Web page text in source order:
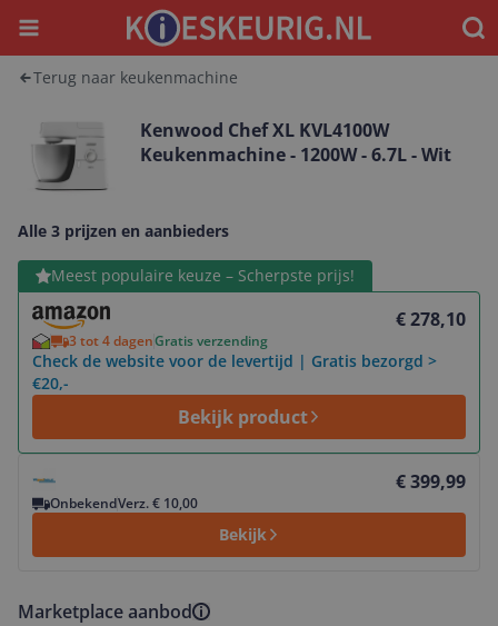
Menu
Terug naar keukenmachine
Kenwood Chef XL KVL4100W
Keukenmachine - 1200W - 6.7L - Wit
Alle 3 prijzen en aanbieders
Meest populaire keuze – Scherpste prijs!
€ 278,10
3 tot 4 dagenGratis verzending
Check de website voor de levertijd | Gratis bezorgd >
€20,-
Bekijk product
Bekijk product
€ 399,99
OnbekendVerz. € 10,00
Bekijk
Marketplace aanbod